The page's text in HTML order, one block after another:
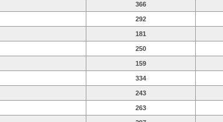
366
292
181
250
159
334
243
263